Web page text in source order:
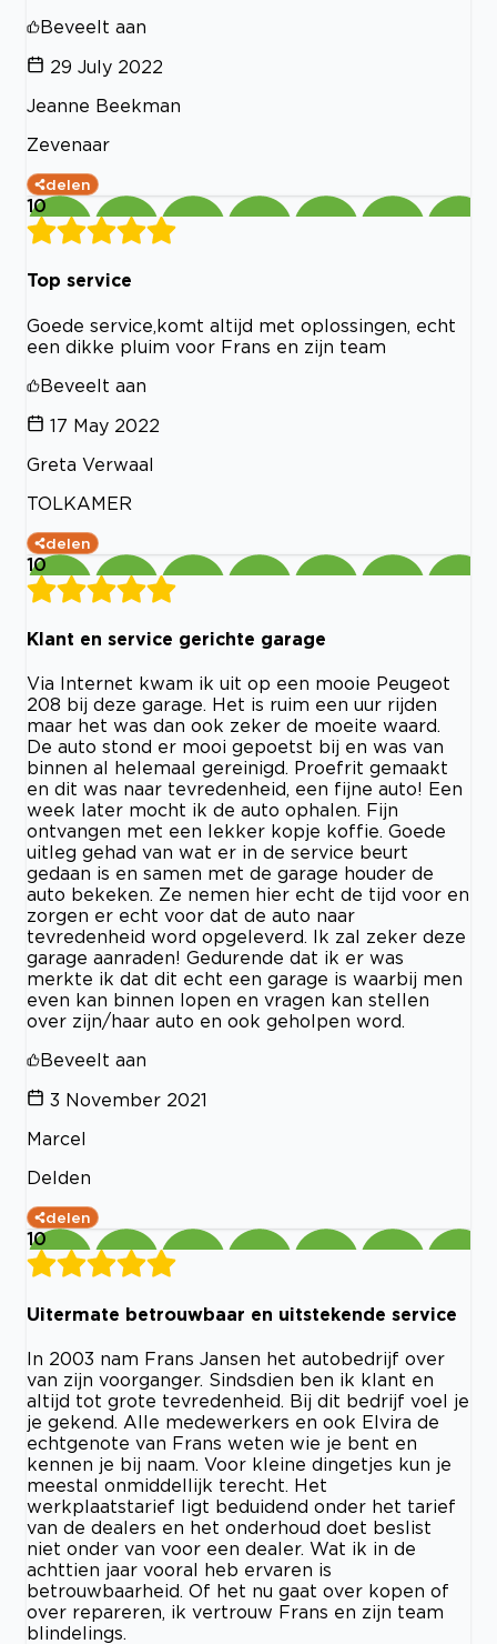
Beveelt aan
29 July 2022
Jeanne Beekman
Zevenaar
delen
10
Top service
Goede service,komt altijd met oplossingen, echt
een dikke pluim voor Frans en zijn team
Beveelt aan
17 May 2022
Greta Verwaal
TOLKAMER
delen
10
Klant en service gerichte garage
Via Internet kwam ik uit op een mooie Peugeot
208 bij deze garage. Het is ruim een uur rijden
maar het was dan ook zeker de moeite waard.
De auto stond er mooi gepoetst bij en was van
binnen al helemaal gereinigd. Proefrit gemaakt
en dit was naar tevredenheid, een fijne auto! Een
week later mocht ik de auto ophalen. Fijn
ontvangen met een lekker kopje koffie. Goede
uitleg gehad van wat er in de service beurt
gedaan is en samen met de garage houder de
auto bekeken. Ze nemen hier echt de tijd voor en
zorgen er echt voor dat de auto naar
tevredenheid word opgeleverd. Ik zal zeker deze
garage aanraden! Gedurende dat ik er was
merkte ik dat dit echt een garage is waarbij men
even kan binnen lopen en vragen kan stellen
over zijn/haar auto en ook geholpen word.
Beveelt aan
3 November 2021
Marcel
Delden
delen
10
Uitermate betrouwbaar en uitstekende service
In 2003 nam Frans Jansen het autobedrijf over
van zijn voorganger. Sindsdien ben ik klant en
altijd tot grote tevredenheid. Bij dit bedrijf voel je
je gekend. Alle medewerkers en ook Elvira de
echtgenote van Frans weten wie je bent en
kennen je bij naam. Voor kleine dingetjes kun je
meestal onmiddellijk terecht. Het
werkplaatstarief ligt beduidend onder het tarief
van de dealers en het onderhoud doet beslist
niet onder van voor een dealer. Wat ik in de
achttien jaar vooral heb ervaren is
betrouwbaarheid. Of het nu gaat over kopen of
over repareren, ik vertrouw Frans en zijn team
blindelings.